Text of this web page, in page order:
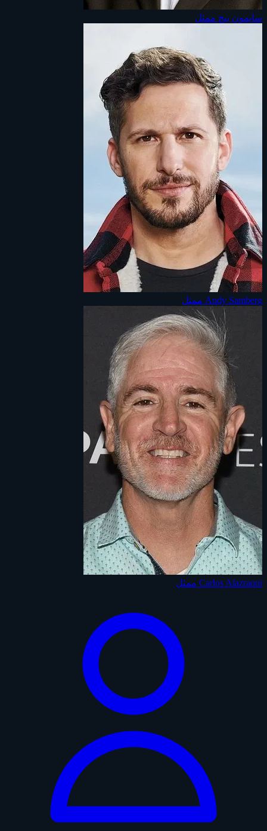
سايمون بيج ممثل
Andy Samberg ممثل
Carlos Alazraqui ممثل